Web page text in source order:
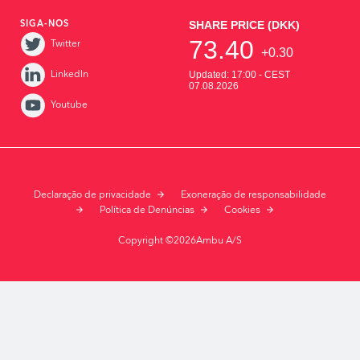
SIGA-NOS
Twitter
LinkedIn
Youtube
Declaração de privacidade
Exoneração de responsabilidade
Política de Denúncias
Cookies
Copyright ©2026Ambu A/S